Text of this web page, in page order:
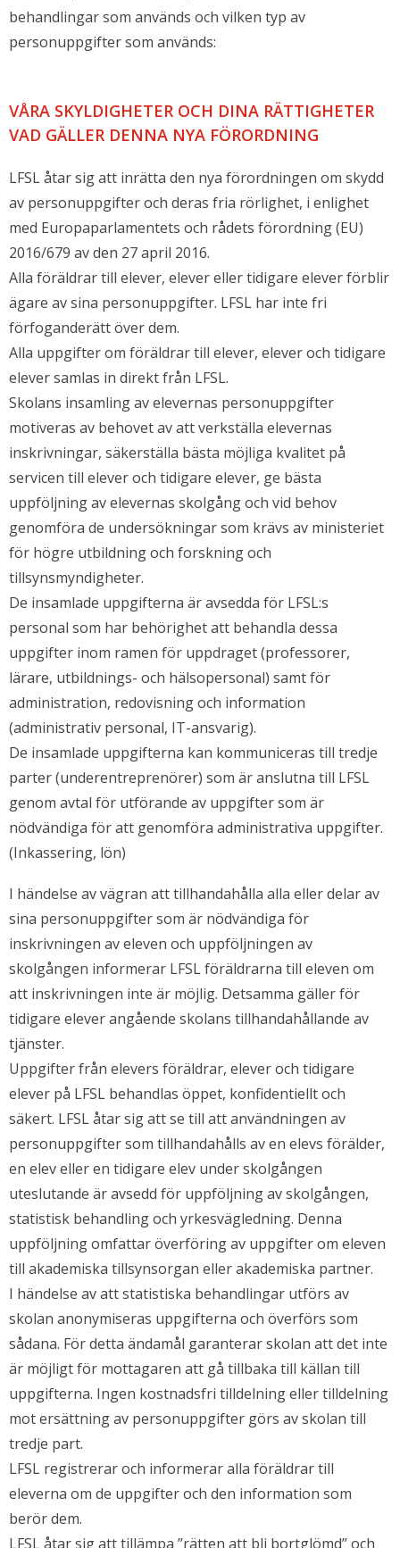
behandlingar som används och vilken typ av
personuppgifter som används:
VÅRA SKYLDIGHETER OCH DINA RÄTTIGHETER
VAD GÄLLER DENNA NYA FÖRORDNING
LFSL åtar sig att inrätta den nya förordningen om skydd
av personuppgifter och deras fria rörlighet, i enlighet
med Europaparlamentets och rådets förordning (EU)
2016/679 av den 27 april 2016.
Alla föräldrar till elever, elever eller tidigare elever förblir
ägare av sina personuppgifter. LFSL har inte fri
förfoganderätt över dem.
Alla uppgifter om föräldrar till elever, elever och tidigare
elever samlas in direkt från LFSL.
Skolans insamling av elevernas personuppgifter
motiveras av behovet av att verkställa elevernas
inskrivningar, säkerställa bästa möjliga kvalitet på
servicen till elever och tidigare elever, ge bästa
uppföljning av elevernas skolgång och vid behov
genomföra de undersökningar som krävs av ministeriet
för högre utbildning och forskning och
tillsynsmyndigheter.
De insamlade uppgifterna är avsedda för LFSL:s
personal som har behörighet att behandla dessa
uppgifter inom ramen för uppdraget (professorer,
lärare, utbildnings- och hälsopersonal) samt för
administration, redovisning och information
(administrativ personal, IT-ansvarig).
De insamlade uppgifterna kan kommuniceras till tredje
parter (underentreprenörer) som är anslutna till LFSL
genom avtal för utförande av uppgifter som är
nödvändiga för att genomföra administrativa uppgifter.
(Inkassering, lön)
I händelse av vägran att tillhandahålla alla eller delar av
sina personuppgifter som är nödvändiga för
inskrivningen av eleven och uppföljningen av
skolgången informerar LFSL föräldrarna till eleven om
att inskrivningen inte är möjlig. Detsamma gäller för
tidigare elever angående skolans tillhandahållande av
tjänster.
Uppgifter från elevers föräldrar, elever och tidigare
elever på LFSL behandlas öppet, konfidentiellt och
säkert. LFSL åtar sig att se till att användningen av
personuppgifter som tillhandahålls av en elevs förälder,
en elev eller en tidigare elev under skolgången
uteslutande är avsedd för uppföljning av skolgången,
statistisk behandling och yrkesvägledning. Denna
uppföljning omfattar överföring av uppgifter om eleven
till akademiska tillsynsorgan eller akademiska partner.
I händelse av att statistiska behandlingar utförs av
skolan anonymiseras uppgifterna och överförs som
sådana. För detta ändamål garanterar skolan att det inte
är möjligt för mottagaren att gå tillbaka till källan till
uppgifterna. Ingen kostnadsfri tilldelning eller tilldelning
mot ersättning av personuppgifter görs av skolan till
tredje part.
LFSL registrerar och informerar alla föräldrar till
eleverna om de uppgifter och den information som
berör dem.
LFSL åtar sig att tillämpa ”rätten att bli bortglömd” och